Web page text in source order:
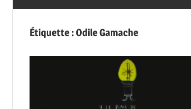
toutes
formes
Étiquette :Odile Gamache